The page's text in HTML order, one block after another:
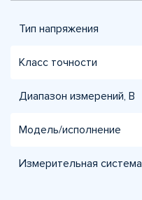
Тип напряжения
Класс точности
Диапазон измерений, В
Модель/исполнение
Измерительная система